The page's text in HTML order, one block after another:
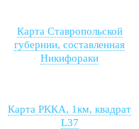
Карта Ставропольской
губернии, составленная
Никифораки
Карта РККА, 1км, квадрат
L37